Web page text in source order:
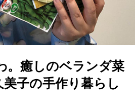
。癒しのベランダ菜
美子の手作り暮らし